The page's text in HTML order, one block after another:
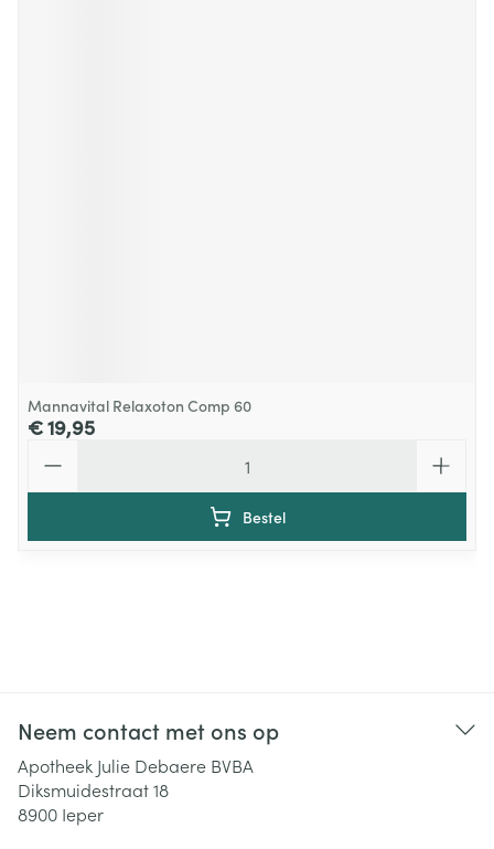
Mannavital Relaxoton Comp 60
€ 19,95
Bestel
Neem contact met ons op
Apotheek Julie Debaere BVBA
Diksmuidestraat 18
8900 Ieper